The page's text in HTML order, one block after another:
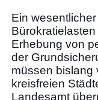
Ein
Erhebung von
der
müssen bislang
kreisfreien
Landesamt